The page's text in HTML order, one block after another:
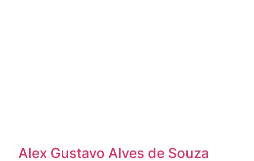
Alex Gustavo Alves de Souza